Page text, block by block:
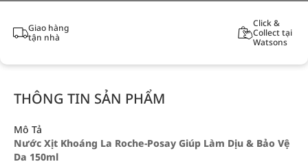
Giao hàng
tận nhà
Click &
Collect tại
Watsons
THÔNG TIN SẢN PHẨM
Mô Tả
Nước Xịt Khoáng La Roche-Posay Giúp Làm Dịu & Bảo Vệ
Da 150ml